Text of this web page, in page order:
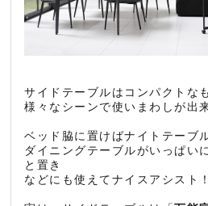
サイドテーブルはコンパクトな
様々なシーンで使いまわしが出
ベッド脇に置けばナイトテーブ
ダイニングテーブルがいっぱい
と置き
などにも使えてナイスアシスト